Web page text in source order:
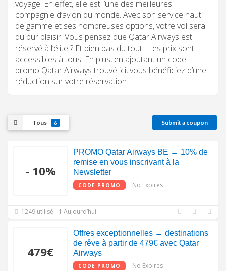
voyage. En effet, elle est l’une des meilleures
compagnie d’avion du monde. Avec son service haut
de gamme et ses nombreuses options, votre vol sera
du pur plaisir. Vous pensez que Qatar Airways est
réservé à l’élite ? Et bien pas du tout ! Les prix sont
accessibles à tous. En plus, en ajoutant un code
promo Qatar Airways trouvé ici, vous bénéficiez d’une
réduction sur votre réservation.
Tous 6 Submit a coupon
- 10%
PROMO Qatar Airways BE → 10% de
remise en vous inscrivant à la
Newsletter
CODE PROMO No Expires
1249 utilisé - 1 Aujourd’hui
479€
Offres exceptionnelles → destinations
de rêve à partir de 479€ avec Qatar
Airways
CODE PROMO No Expires